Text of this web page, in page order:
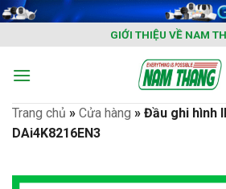
Skip
content
GIỚI THIỆU VỀ NAM
Trang chủ » Cửa hàng » Đầu ghi hình
DAi4K8216EN3